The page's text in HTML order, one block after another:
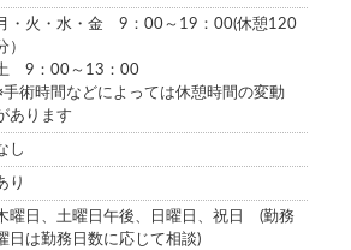
・火・水・金 9：00～19：00(休憩120
）
9：00～13：00
手術時間などによっては休憩時間の変動
あります
し
り
曜日、土曜日午後、日曜日、祝日 (勤務
日は勤務日数に応じて相談)